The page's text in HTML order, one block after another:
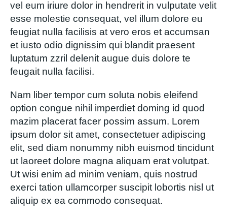
vel eum iriure dolor in hendrerit in vulputate velit
esse molestie consequat, vel illum dolore eu
feugiat nulla facilisis at vero eros et accumsan
et iusto odio dignissim qui blandit praesent
luptatum zzril delenit augue duis dolore te
feugait nulla facilisi.
Nam liber tempor cum soluta nobis eleifend
option congue nihil imperdiet doming id quod
mazim placerat facer possim assum. Lorem
ipsum dolor sit amet, consectetuer adipiscing
elit, sed diam nonummy nibh euismod tincidunt
ut laoreet dolore magna aliquam erat volutpat.
Ut wisi enim ad minim veniam, quis nostrud
exerci tation ullamcorper suscipit lobortis nisl ut
aliquip ex ea commodo consequat.